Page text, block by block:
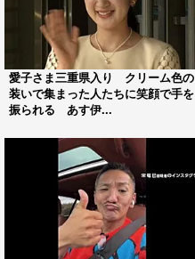
愛子さま三重県入り クリーム色の
装いで集まった人たちに笑顔で手を
振られる あす伊...